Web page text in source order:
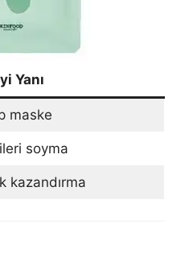
Yanı
maske
soyma
kazandırma